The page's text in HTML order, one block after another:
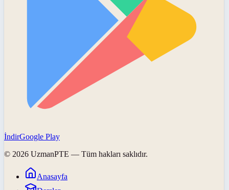
İndirGoogle Play
© 2026 UzmanPTE — Tüm hakları saklıdır.
Anasayfa